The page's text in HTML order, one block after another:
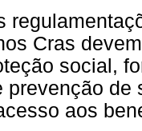
Cras
social,
prevenção de
aos